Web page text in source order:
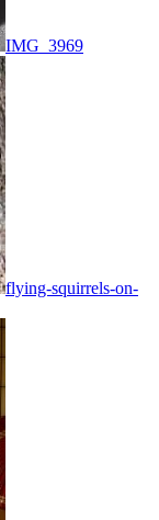
IMG_3969
flying-squirrels-on-